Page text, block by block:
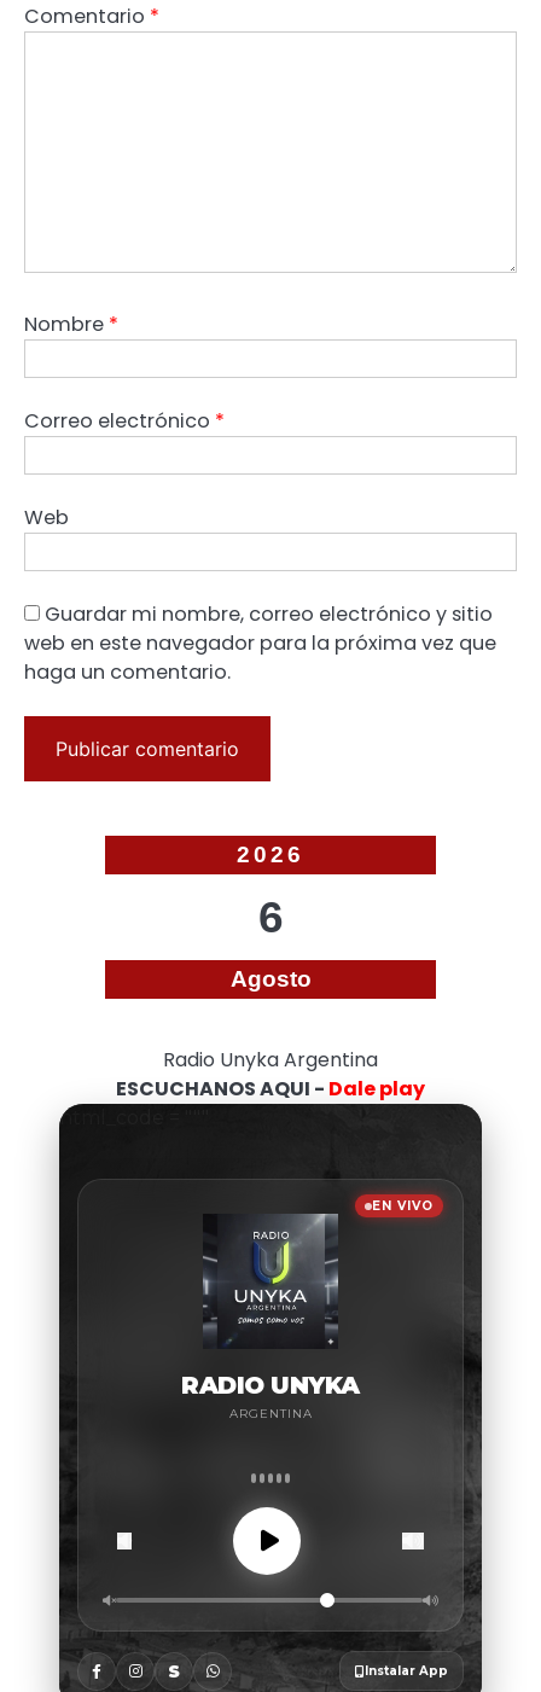
Comentario *
Nombre *
Correo electrónico *
Web
Guardar mi nombre, correo electrónico y sitio
web en este navegador para la próxima vez que
haga un comentario.
2026
6
Agosto
Radio Unyka Argentina
ESCUCHANOS AQUI - Dale play